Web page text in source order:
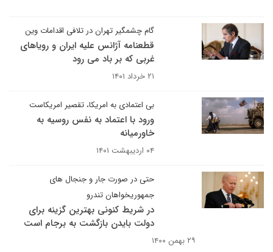
گام چشمگیر تهران در تلافی اقدامات وین
قطعنامه آژانس علیه ایران و رویاهای
غربی که بر باد می رود
۲۱ خرداد ۱۴۰۱
بی اعتمادی به امریکا، تقصیر امریکاست
ورود با اعتماد به نفس روسیه به
خاورمیانه
۰۴ اردیبهشت ۱۴۰۱
حتی در صورت جار و جنجال های
جمهوریخواهان تندرو
در شریط کنونی بهترین گزینه برای
دولت بایدن بازگشت به برجام است
۲۹ بهمن ۱۴۰۰